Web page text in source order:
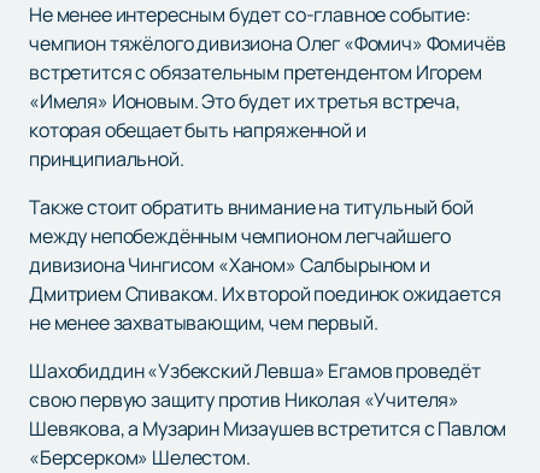
Не менее интересным будет со-главное событие:
чемпион тяжёлого дивизиона Олег «Фомич» Фомичёв
встретится с обязательным претендентом Игорем
«Имеля» Ионовым. Это будет их третья встреча,
которая обещает быть напряженной и
принципиальной.
Также стоит обратить внимание на титульный бой
между непобеждённым чемпионом легчайшего
дивизиона Чингисом «Ханом» Салбырыном и
Дмитрием Спиваком. Их второй поединок ожидается
не менее захватывающим, чем первый.
Шахобиддин «Узбекский Левша» Егамов проведёт
свою первую защиту против Николая «Учителя»
Шевякова, а Музарин Мизаушев встретится с Павлом
«Берсерком» Шелестом.